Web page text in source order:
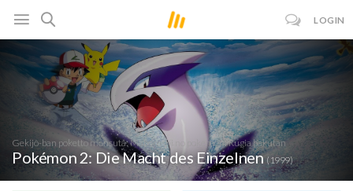
LOGIN
Gekijô-ban poketto monsutâ: Maboroshi no pokemon: Rugia bakutan
Pokémon 2: Die Macht des Einzelnen(1999)